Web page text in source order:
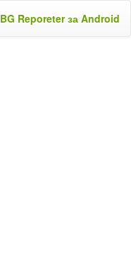
BG Reporeter за Android